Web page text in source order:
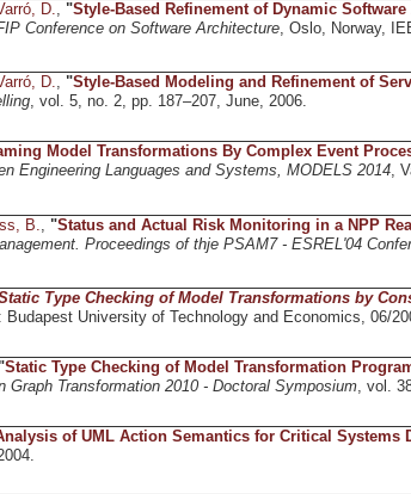
D. "Style-Based Refinement of Dynamic
Conference on Software Architecture, Oslo, Norway,
D., "Style-Based Modeling and Refinement of
, vol. 5, no. 2, pp. 187–207, June, 2006.
Model Transformations By Complex Event
Engineering Languages and Systems, MODELS 2014,
B. "Status and Actual Risk Monitoring in a NPP
Proceedings of thje PSAM7 - ESREL'04
Type Checking of Model Transformations by
Budapest University of Technology and Economics, 06/
Static Type Checking of Model Transformation
Graph Transformation 2010 - Doctoral Symposium, vol.
of UML Action Semantics for Critical Systems